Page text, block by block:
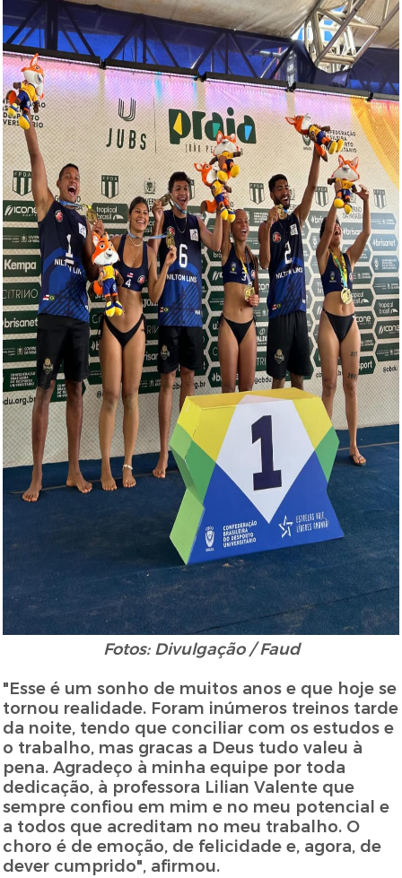
Fotos: Divulgação / Faud
"Esse é um sonho de muitos anos e que hoje se
tornou realidade. Foram inúmeros treinos tarde
da noite, tendo que conciliar com os estudos e
o trabalho, mas gracas a Deus tudo valeu à
pena. Agradeço à minha equipe por toda
dedicação, à professora Lilian Valente que
sempre confiou em mim e no meu potencial e
a todos que acreditam no meu trabalho. O
choro é de emoção, de felicidade e, agora, de
dever cumprido", afirmou.